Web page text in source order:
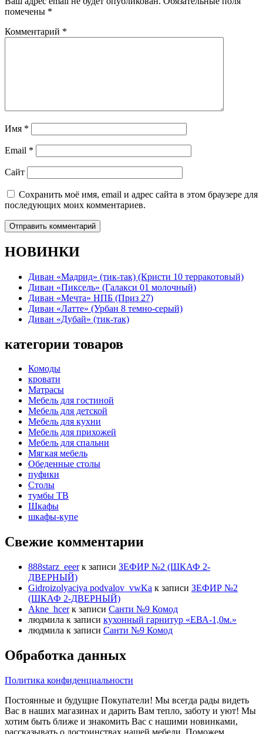
помечены *
Комментарий *
Имя *
Email *
Сайт
Сохранить моё имя, email и адрес сайта в этом браузере для
последующих моих комментариев.
НОВИНКИ
Диван «Мадрид» (тик-так) (Кристи 10 терракотовый)
Диван «Пиксель» (Галакси 01 молочный)
Диван «Мечта» НПБ (Приз 27)
Диван «Латте» (Урбан 8 темно-серый)
Диван «Дубай» (тик-так)
категории товаров
Комоды
кровати
Матрасы
Мебель для гостиной
Мебель для детской
Мебель для кухни
Мебель для прихожей
Мебель для спальни
Мягкая мебель
Обеденные столы
пуфики
Столы
тумбы ТВ
Шкафы
шкафы-купе
Свежие комментарии
888starz_eeerк записи ЗЕФИР №2 (ШКАФ 2-
ДВЕРНЫЙ)
Gidroizolyaciya podvalov_vwKa к записи ЗЕФИР №2
(ШКАФ 2-ДВЕРНЫЙ)
Akne_hcerк записи Санти №9 Комод
людмила к записи кухонный гарнитур «ЕВА-1,0м.»
людмила к записи Санти №9 Комод
Обработка данных
Политика конфиденциальности
Постоянные и будущие Покупатели! Мы всегда рады видеть
Вас в наших магазинах и дарить Вам тепло, заботу и уют! Мы
хотим быть ближе и знакомить Вас с нашими новинками,
рассказывать о достоинствах нашей мебели. Поможем